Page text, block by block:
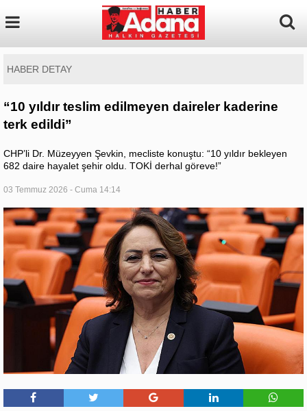
HABER DETAY
“10 yıldır teslim edilmeyen daireler kaderine
terk edildi”
CHP’li Dr. Müzeyyen Şevkin, mecliste konuştu: “10 yıldır bekleyen
682 daire hayalet şehir oldu. TOKİ derhal göreve!”
03 Temmuz 2026 - Cuma 14:14